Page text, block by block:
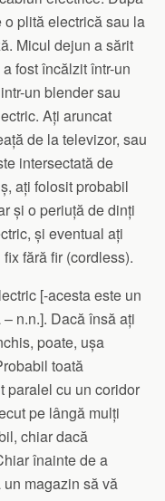
o plită electrică sau la
Micul dejun a sărit
fost încălzit într-un
un blender sau
Ați aruncat
de la televizor, sau
intersectată de
ați folosit probabil
și o periuță de dinți
și eventual ați
fără fir (cordless).
[-acesta este un
n.n.]. Dacă însă ați
poate, ușa
toată
paralel cu un coridor
pe lângă mulți
chiar dacă
înainte de a
magazin să vă